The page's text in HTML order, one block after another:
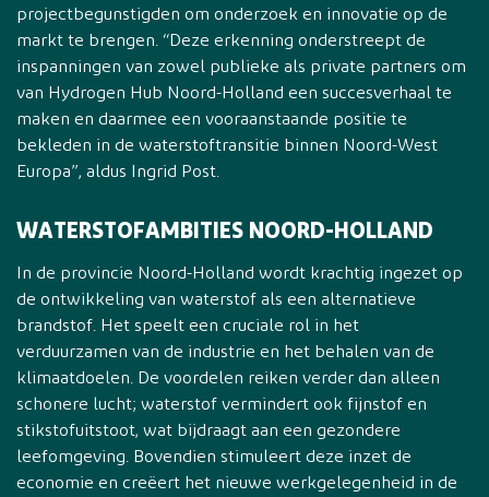
projectbegunstigden om onderzoek en innovatie op de
markt te brengen. “Deze erkenning onderstreept de
inspanningen van zowel publieke als private partners om
van Hydrogen Hub Noord-Holland een succesverhaal te
maken en daarmee een vooraanstaande positie te
bekleden in de waterstoftransitie binnen Noord-West
Europa”, aldus Ingrid Post.
WATERSTOFAMBITIES NOORD-HOLLAND
In de provincie Noord-Holland wordt krachtig ingezet op
de ontwikkeling van waterstof als een alternatieve
brandstof. Het speelt een cruciale rol in het
verduurzamen van de industrie en het behalen van de
klimaatdoelen. De voordelen reiken verder dan alleen
schonere lucht; waterstof vermindert ook fijnstof en
stikstofuitstoot, wat bijdraagt aan een gezondere
leefomgeving. Bovendien stimuleert deze inzet de
economie en creëert het nieuwe werkgelegenheid in de